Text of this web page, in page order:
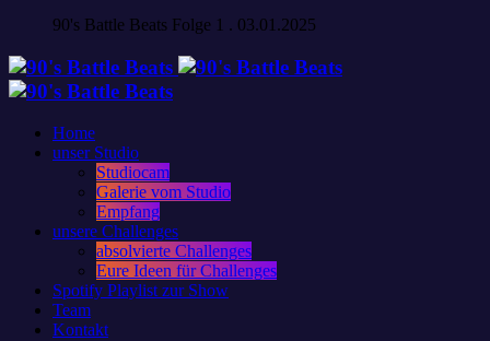
90's Battle Beats Folge 1 . 03.01.2025
Home
unser Studio
Studiocam
Galerie vom Studio
Empfang
unsere Challenges
absolvierte Challenges
Eure Ideen für Challenges
Spotify Playlist zur Show
Team
Kontakt